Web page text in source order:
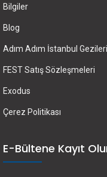
Bilgiler
Blog
Adım Adım İstanbul
FEST Satış Sözleşmeleri
Exodus
Çerez Politikası
E-Bültene Kayıt